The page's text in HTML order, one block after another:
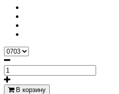
В корзину